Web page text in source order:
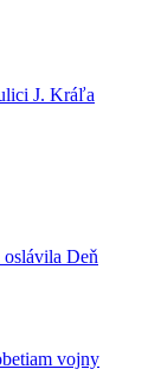
J. Kráľa
oslávila Deň
vojny